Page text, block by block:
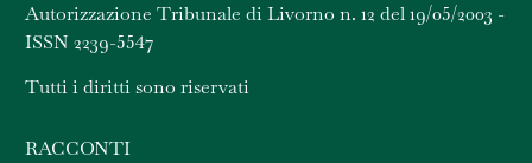
Autorizzazione Tribunale di Livorno n. 12 del 19/05/2003 -
ISSN 2239-5547
Tutti i diritti sono riservati
RACCONTI